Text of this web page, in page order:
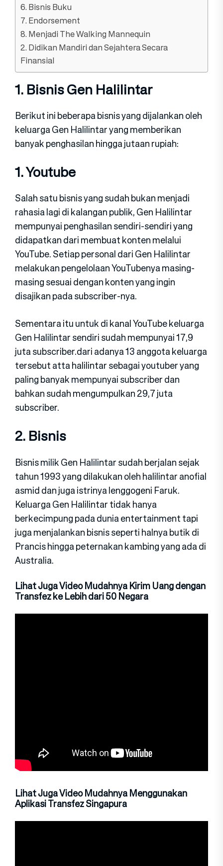
6. Bisnis Buku
7. Endorsement
8. Menjadi The Walking Mannequin
2. Didikan Mandiri dan Sejahtera Secara
Finansial
1. Bisnis Gen Halilintar
Berikut ini beberapa bisnis yang dijalankan oleh
keluarga Gen Halilintar yang memberikan
banyak penghasilan hingga jutaan rupiah:
1. Youtube
Salah satu bisnis yang sudah bukan menjadi
rahasia lagi di kalangan publik, Gen Halilintar
mempunyai penghasilan sendiri-sendiri yang
didapatkan dari membuat konten melalui
YouTube. Setiap personal dari Gen Halilintar
melakukan pengelolaan YouTubenya masing-
masing sesuai dengan konten yang ingin
disajikan pada subscriber-nya.
Sementara itu untuk di kanal YouTube keluarga
Gen Halilintar sendiri sudah mempunyai 17,9
juta subscriber.dari adanya 13 anggota keluarga
tersebut atta halilintar sebagai youtuber yang
paling banyak mempunyai subscriber dan
bahkan sudah mengumpulkan 29,7 juta
subscriber.
2. Bisnis
Bisnis milik Gen Halilintar sudah berjalan sejak
tahun 1993 yang dilakukan oleh halilintar anofial
asmid dan juga istrinya lenggogeni Faruk.
Keluarga Gen Halilintar tidak hanya
berkecimpung pada dunia entertainment tapi
juga menjalankan bisnis seperti halnya butik di
Prancis hingga peternakan kambing yang ada di
Australia.
Lihat Juga Video Mudahnya Kirim Uang dengan
Transfez ke Lebih dari 50 Negara
Lihat Juga Video Mudahnya Menggunakan
Aplikasi Transfez Singapura